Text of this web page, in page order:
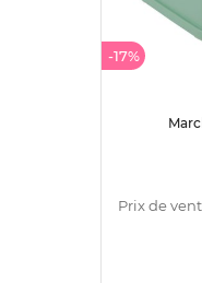
-17%
Prix de